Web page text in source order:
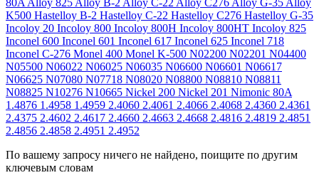
80A Alloy 825 Alloy B-2 Alloy C-22 Alloy C276 Alloy G-35 Alloy
K500 Hastelloy B-2 Hastelloy C-22 Hastelloy C276 Hastelloy G-35
Incoloy 20 Incoloy 800 Incoloy 800H Incoloy 800HT Incoloy 825
Inconel 600 Inconel 601 Inconel 617 Inconel 625 Inconel 718
Inconel C-276 Monel 400 Monel K-500 N02200 N02201 N04400
N05500 N06022 N06025 N06035 N06600 N06601 N06617
N06625 N07080 N07718 N08020 N08800 N08810 N08811
N08825 N10276 N10665 Nickel 200 Nickel 201 Nimonic 80A
1.4876 1.4958 1.4959 2.4060 2.4061 2.4066 2.4068 2.4360 2.4361
2.4375 2.4602 2.4617 2.4660 2.4663 2.4668 2.4816 2.4819 2.4851
2.4856 2.4858 2.4951 2.4952
По вашему запросу ничего не найдено, поищите по другим
ключевым словам